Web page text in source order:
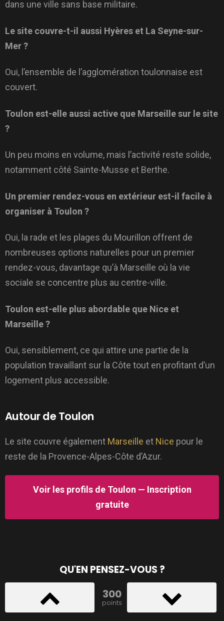
dans une ville sans base militaire.
Le site couvre-t-il aussi Hyères et La Seyne-sur-
Mer ?
Oui, l’ensemble de l’agglomération toulonnaise est
couvert.
Toulon est-elle aussi active que Marseille sur le site
?
Un peu moins en volume, mais l’activité reste solide,
notamment côté Sainte-Musse et Berthe.
Un premier rendez-vous en extérieur est-il facile à
organiser à Toulon ?
Oui, la rade et les plages du Mourillon offrent de
nombreuses options naturelles pour un premier
rendez-vous, davantage qu’à Marseille où la vie
sociale se concentre plus au centre-ville.
Toulon est-elle plus abordable que Nice et
Marseille ?
Oui, sensiblement, ce qui attire une partie de la
population travaillant sur la Côte tout en profitant d’un
logement plus accessible.
Autour de Toulon
Le site couvre également Marseille et Nice pour le
reste de la Provence-Alpes-Côte d’Azur.
Voir les profils de Toulon — Inscription
gratuite
QU'EN PENSEZ-VOUS ?
300
points